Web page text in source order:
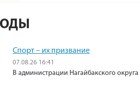
Спорт – их призвание
07.08.26 16:41
В администрации Нагайбакского